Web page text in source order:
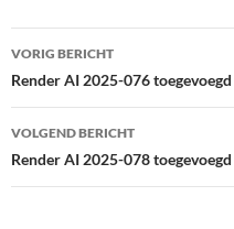
Bericht
navigatie
VORIG BERICHT
Render AI 2025-076 toegevoegd
VOLGEND BERICHT
Render AI 2025-078 toegevoegd